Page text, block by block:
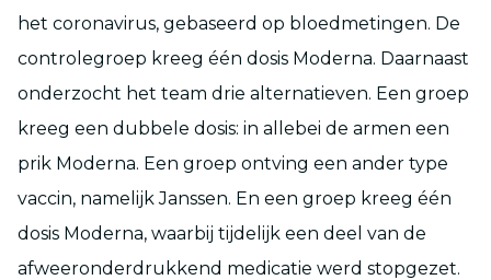
het coronavirus, gebaseerd op bloedmetingen. De
controlegroep kreeg één dosis Moderna. Daarnaast
onderzocht het team drie alternatieven. Een groep
kreeg een dubbele dosis: in allebei de armen een
prik Moderna. Een groep ontving een ander type
vaccin, namelijk Janssen. En een groep kreeg één
dosis Moderna, waarbij tijdelijk een deel van de
afweeronderdrukkend medicatie werd stopgezet.